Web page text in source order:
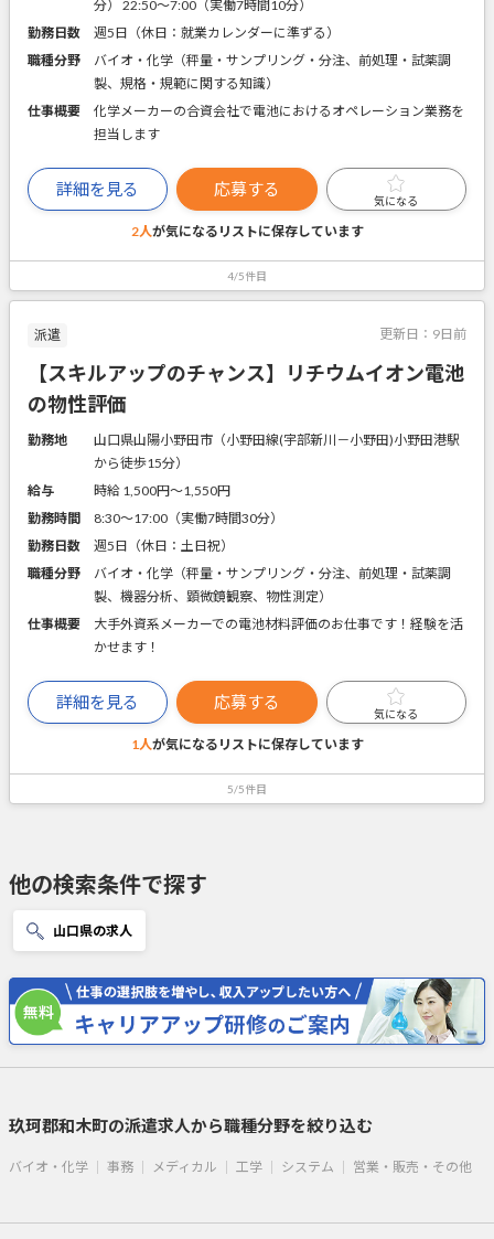
分） 22:50～7:00（実働7時間10分）
勤務日数
週5日（休日：就業カレンダーに準ずる）
職種分野
バイオ・化学（秤量・サンプリング・分注、前処理・試薬調
製、規格・規範に関する知識）
仕事概要
化学メーカーの合資会社で電池におけるオペレーション業務を
担当します
詳細を見る 応募する
気になる
2人が気になるリストに保存しています
4/5件目
派遣 更新日： 9日前
【スキルアップのチャンス】リチウムイオン電池
の物性評価
勤務地
山口県山陽小野田市（小野田線(宇部新川－小野田)小野田港駅
から徒歩15分）
給与
時給 1,500円〜1,550円
勤務時間
8:30～17:00（実働7時間30分）
勤務日数
週5日（休日：土日祝）
職種分野
バイオ・化学（秤量・サンプリング・分注、前処理・試薬調
製、機器分析、顕微鏡観察、物性測定）
仕事概要
大手外資系メーカーでの電池材料評価のお仕事です！経験を活
かせます！
詳細を見る 応募する
気になる
1人が気になるリストに保存しています
5/5件目
他の検索条件で探す
山口県の求人
玖珂郡和木町の派遣求人から職種分野を絞り込む
バイオ・化学 事務 メディカル 工学 システム 営業・販売・その他